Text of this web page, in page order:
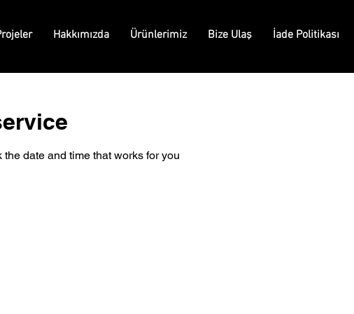
Hakkımızda Ürünlerimiz Bize Ulaş İade Politikası
date and time that works for you